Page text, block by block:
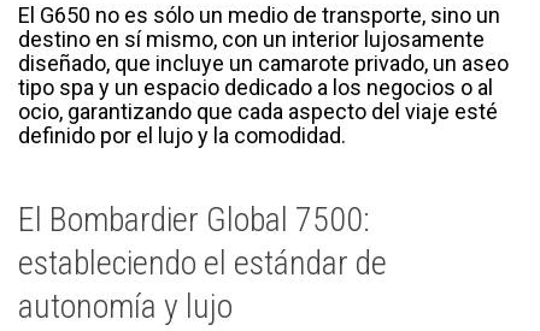
El G650 no es sólo un medio de transporte, sino un
destino en sí mismo, con un interior lujosamente
diseñado, que incluye un camarote privado, un aseo
tipo spa y un espacio dedicado a los negocios o al
ocio, garantizando que cada aspecto del viaje esté
definido por el lujo y la comodidad.
El Bombardier Global 7500:
estableciendo el estándar de
autonomía y lujo